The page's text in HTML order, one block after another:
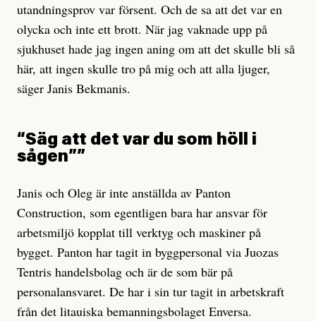
utandningsprov var försent. Och de sa att det var en
olycka och inte ett brott. När jag vaknade upp på
sjukhuset hade jag ingen aning om att det skulle bli så
här, att ingen skulle tro på mig och att alla ljuger,
säger Janis Bekmanis.
“Säg att det var du som höll i
sågen””
Janis och Oleg är inte anställda av Panton
Construction, som egentligen bara har ansvar för
arbetsmiljö kopplat till verktyg och maskiner på
bygget. Panton har tagit in byggpersonal via Juozas
Tentris handelsbolag och är de som bär på
personalansvaret. De har i sin tur tagit in arbetskraft
från det litauiska bemanningsbolaget Enversa.